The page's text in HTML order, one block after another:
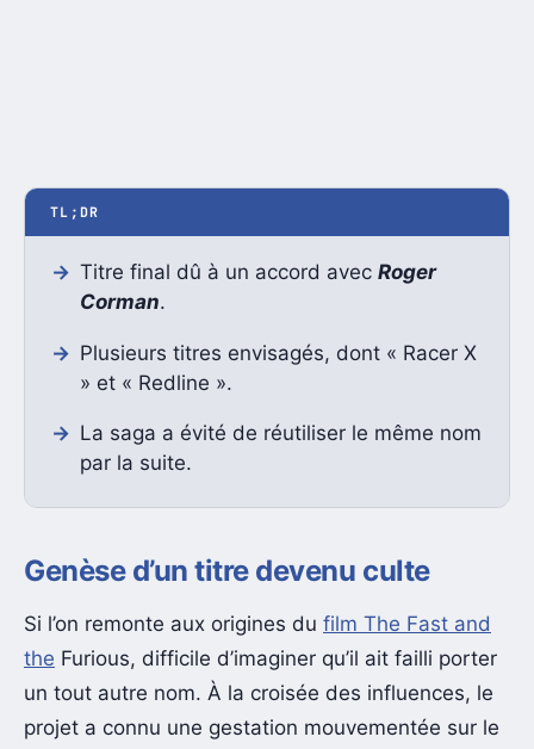
TL;DR
Titre final dû à un accord avec Roger
Corman.
Plusieurs titres envisagés, dont « Racer X
» et « Redline ».
La saga a évité de réutiliser le même nom
par la suite.
Genèse d’un titre devenu culte
Si l’on remonte aux origines du film The Fast and
the Furious, difficile d’imaginer qu’il ait failli porter
un tout autre nom. À la croisée des influences, le
projet a connu une gestation mouvementée sur le